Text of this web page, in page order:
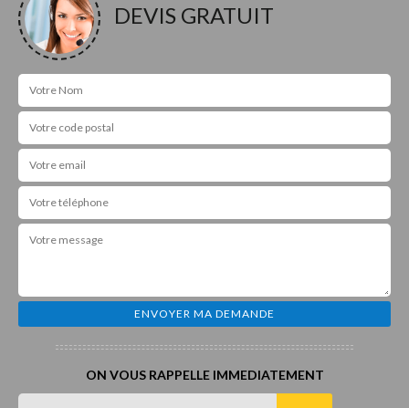
DEVIS GRATUIT
ON VOUS RAPPELLE IMMEDIATEMENT